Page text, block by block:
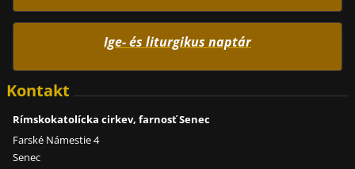
Ige- és liturgikus naptár
Kontakt
Rímskokatolícka cirkev, farnosť Senec
Farské Námestie 4
Senec